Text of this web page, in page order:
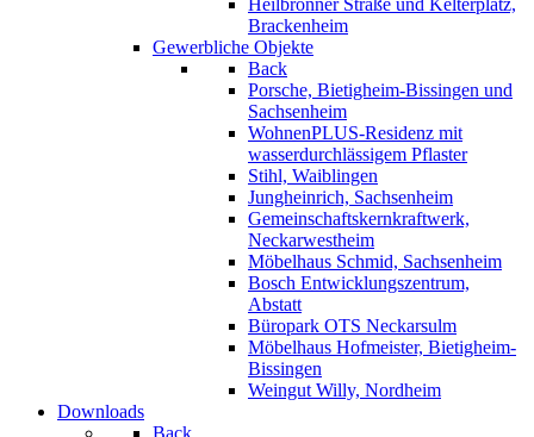
Heilbronner Straße und Kelterplatz,
Brackenheim
Gewerbliche Objekte
Back
Porsche, Bietigheim-Bissingen und
Sachsenheim
WohnenPLUS-Residenz mit
wasserdurchlässigem Pflaster
Stihl, Waiblingen
Jungheinrich, Sachsenheim
Gemeinschaftskernkraftwerk,
Neckarwestheim
Möbelhaus Schmid, Sachsenheim
Bosch Entwicklungszentrum,
Abstatt
Büropark OTS Neckarsulm
Möbelhaus Hofmeister, Bietigheim-
Bissingen
Weingut Willy, Nordheim
Downloads
Back